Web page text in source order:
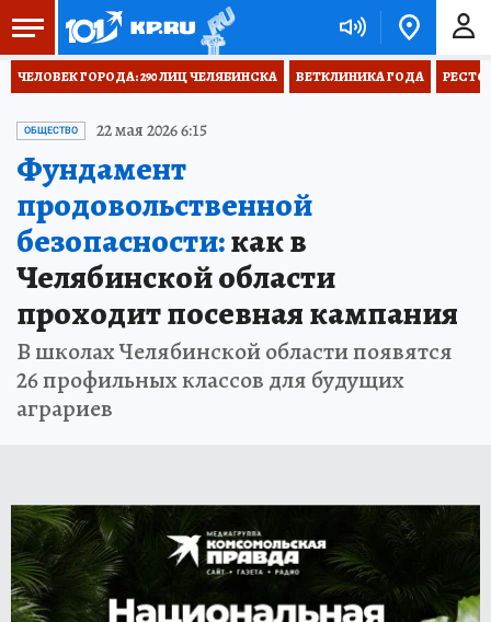
ЧЕЛОВЕК ГОРОДА: 290 ЛИЦ ЧЕЛЯБИНСКА ВЕТКЛИНИКА ГОДА
ОБЩЕСТВО 22 мая 2026 6:15
Фундамент
продовольственной
безопасности:как в
Челябинской области
проходит посевная кампания
В школах Челябинской области появятся
26 профильных классов для будущих
аграриев